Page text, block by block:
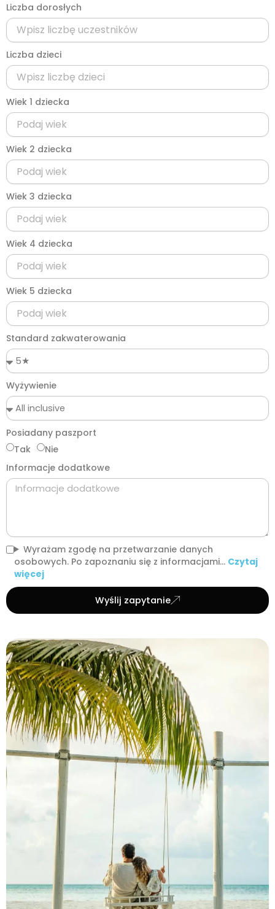
Liczba dorosłych
Liczba dzieci
Wiek 1 dziecka
Wiek 2 dziecka
Wiek 3 dziecka
Wiek 4 dziecka
Wiek 5 dziecka
Standard zakwaterowania
Wyżywienie
Posiadany paszport
Tak
Nie
Informacje dodatkowe
Wyrażam zgodę na przetwarzanie danych
osobowych. Po zapoznaniu się z informacjami... Czytaj
więcej
Wyślij zapytanie